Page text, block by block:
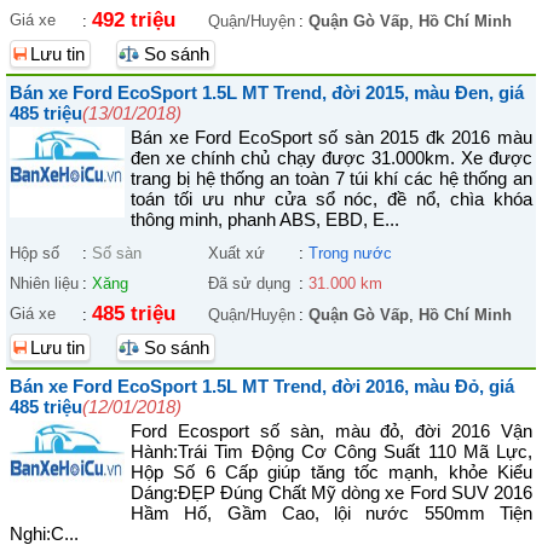
Giá xe
: 492 triệu Quận/Huyện : Quận Gò Vấp, Hồ Chí Minh
Lưu tin
So sánh
Bán xe Ford EcoSport 1.5L MT Trend, đời 2015, màu Đen, giá
485 triệu(13/01/2018)
Bán xe Ford EcoSport số sàn 2015 đk 2016 màu
đen xe chính chủ chạy được 31.000km. Xe được
trang bị hệ thống an toàn 7 túi khí các hệ thống an
toán tối ưu như cửa sổ nóc, đề nổ, chìa khóa
thông minh, phanh ABS, EBD, E...
Hộp số : Số sàn Xuất xứ : Trong nước
Nhiên liệu : Xăng Đã sử dụng : 31.000 km
Giá xe
: 485 triệu Quận/Huyện : Quận Gò Vấp, Hồ Chí Minh
Lưu tin
So sánh
Bán xe Ford EcoSport 1.5L MT Trend, đời 2016, màu Đỏ, giá
485 triệu(12/01/2018)
Ford Ecosport số sàn, màu đỏ, đời 2016 Vận
Hành:Trái Tim Động Cơ Công Suất 110 Mã Lực,
Hộp Số 6 Cấp giúp tăng tốc mạnh, khỏe Kiểu
Dáng:ĐẸP Đúng Chất Mỹ dòng xe Ford SUV 2016
Hầm Hố, Gầm Cao, lội nước 550mm Tiện
Nghi:C...